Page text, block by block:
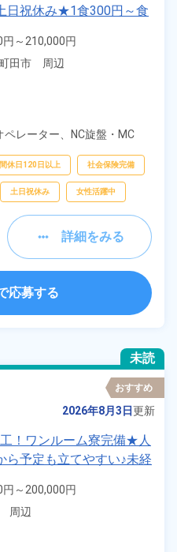
日祝休み★1食300円～食
あり！働きやすい空調完
円～210,000円
円
田市　周辺
レーター、 NC旋盤・MC
休日120日以上 社会保険完備
土日祝休み 女性活躍中
詳細をみる
応募する
未読
おすすめ
2026年8月3日更新
！ワンルーム寮完備★人
ら予定も立てやすい♪未経
男女活躍中！友人&カッ
！年間休日120日！《愛
円～200,000円
円
周辺